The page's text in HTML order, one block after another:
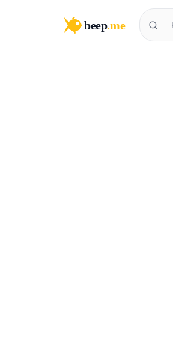
beep.me